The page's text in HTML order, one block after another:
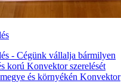
- Cégünk vállalja bármilyen
korú Konvektor szerelését
és környékén Konvektor